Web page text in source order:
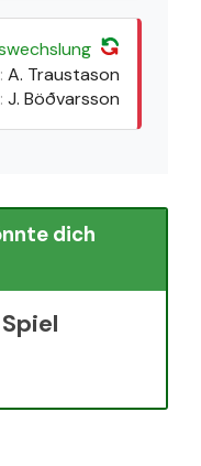
A. Traustason
J. Böðvarsson
dich